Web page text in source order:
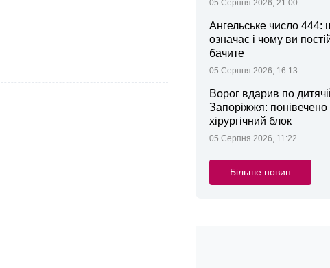
05 Серпня 2026, 21:00
Ангельське число 444:
означає і чому ви
бачите
05 Серпня 2026, 16:13
Ворог вдарив по
Запоріжжя: понівечено
хірургічний блок
05 Серпня 2026, 11:22
Більше новин